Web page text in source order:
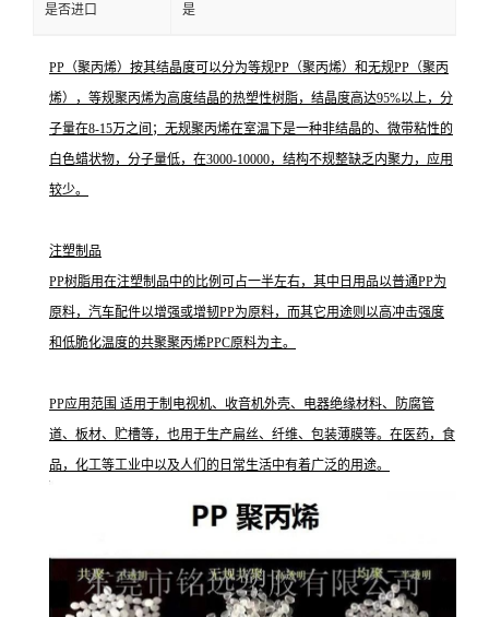
是否进口 是
PP（聚丙烯）按其结晶度可以分为等规PP（聚丙烯）和无规PP（聚丙
烯），等规聚丙烯为高度结晶的热塑性树脂，结晶度高达95%以上，分
子量在8-15万之间；无规聚丙烯在室温下是一种非结晶的、微带粘性的
白色蜡状物，分子量低，在3000-10000，结构不规整缺乏内聚力，应用
较少。
注塑制品
PP树脂用在注塑制品中的比例可占一半左右，其中日用品以普通PP为
原料，汽车配件以增强或增韧PP为原料，而其它用途则以高冲击强度
和低脆化温度的共聚聚丙烯PPC原料为主。
PP应用范围 适用于制电视机、收音机外壳、电器绝缘材料、防腐管
道、板材、贮槽等，也用于生产扁丝、纤维、包装薄膜等。在医药，食
品，化工等工业中以及人们的日常生活中有着广泛的用途。